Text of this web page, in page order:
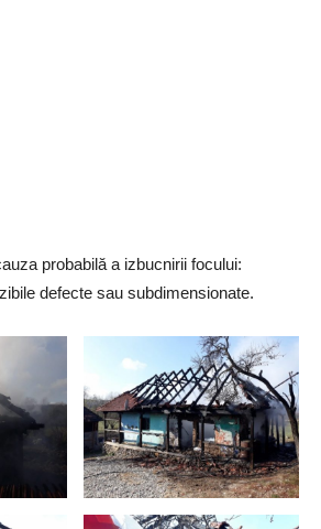
probabilă a izbucnirii focului:
defecte sau subdimensionate.